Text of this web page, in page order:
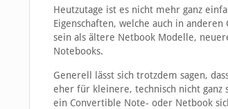
Heutzutage ist es nicht mehr ganz
Eigenschaften, welche auch in
sein als ältere Netbook Modelle,
Notebooks.
Generell lässt sich trotzdem sagen,
eher für kleinere, technisch nicht ganz
ein Convertible Note- oder Netbook